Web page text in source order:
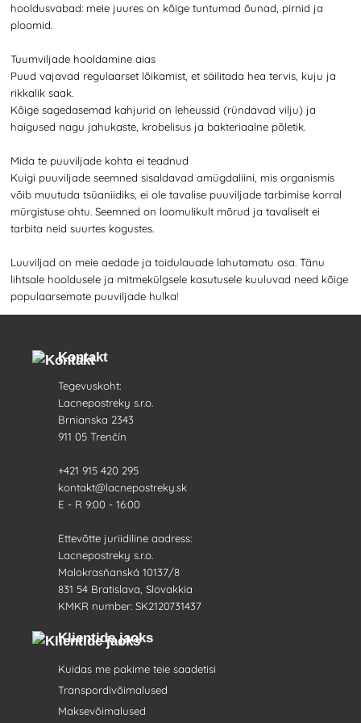
hooldusvabad: meie juures on kõige tuntumad õunad, pirnid ja
ploomid.
Tuumviljade hooldamine aias
Puud vajavad regulaarset lõikamist, et säilitada hea tervis, kuju ja
rikkalik saak.
Kõige sagedasemad kahjurid on leheussid (ründavad vilju) ja
haigused nagu jahukaste, krobelisus ja bakteriaalne põletik.
Mida te puuviljade kohta ei teadnud
Kuigi puuviljade seemned sisaldavad amügdaliini, mis organismis
võib muutuda tsüaniidiks, ei ole tavalise puuviljade tarbimise korral
mürgistuse ohtu. Seemned on loomulikult mõrud ja tavaliselt ei
tarbita neid suurtes kogustes.
Luuviljad on meie aedade ja toidulauade lahutamatu osa. Tänu
lihtsale hooldusele ja mitmekülgsele kasutusele kuuluvad need kõige
populaarsemate puuviljade hulka!
Kontakt
Tegevuskoht:
Lacnepostreky s.r.o.
Brnianska 2343
911 05 Trenčín
+421 915 420 295
kontakt@lacnepostreky.sk
E - R 9:00 - 16:00
Ettevõtte juriidiline aadress:
Lacnepostreky s.r.o.
Malokrasňanská 10137/8
831 54 Bratislava, Slovakkia
KMKR number: SK2120731437
Klientide jaoks
Kuidas me pakime teie saadetisi
Transpordivõimalused
Maksevõimalused